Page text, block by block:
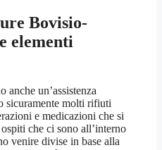
Bovisio-
elementi
anche un’assistenza
sicuramente molti rifiuti
e medicazioni che si
che ci sono all’interno
venire divise in base alla